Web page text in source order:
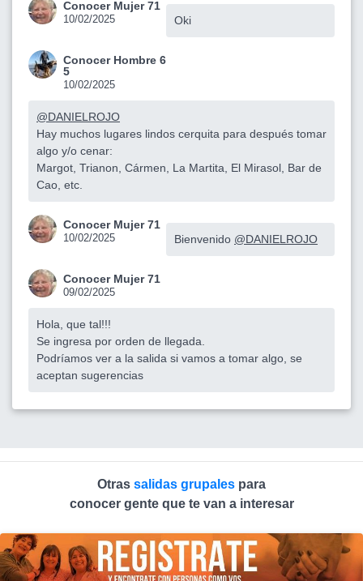
Conocer Mujer 71
10/02/2025 Oki
Conocer Hombre 6
5
10/02/2025
@DANIELROJO
Hay muchos lugares lindos cerquita para después tomar
algo y/o cenar:
Margot, Trianon, Cármen, La Martita, El Mirasol, Bar de
Cao, etc.
Conocer Mujer 71
10/02/2025 Bienvenido @DANIELROJO
Conocer Mujer 71
09/02/2025
Hola, que tal!!!
Se ingresa por orden de llegada.
Podríamos ver a la salida si vamos a tomar algo, se
aceptan sugerencias
Otras salidas grupales para
conocer gente que te van a interesar